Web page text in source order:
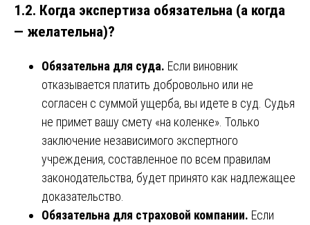
1.2. Когда экспертиза обязательна (а когда
— желательна)?
Обязательна для суда. Если виновник
отказывается платить добровольно или не
согласен с суммой ущерба, вы идете в суд. Судья
не примет вашу смету «на коленке». Только
заключение независимого экспертного
учреждения, составленное по всем правилам
законодательства, будет принято как надлежащее
доказательство.
Обязательна для страховой компании. Если